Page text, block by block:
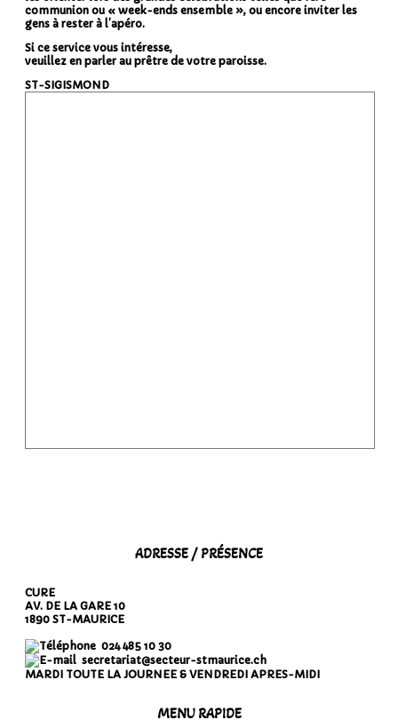
communion ou « week-ends ensemble », ou encore inviter les
gens à rester à l’apéro.
Si ce service vous intéresse,
veuillez en parler au prêtre de votre paroisse.
ST-SIGISMOND
ADRESSE / PRÉSENCE
CURE
AV. DE LA GARE 10
1890 ST-MAURICE
024 485 10 30
secretariat@secteur-stmaurice.ch
MARDI TOUTE LA JOURNEE & VENDREDI APRES-MIDI
MENU RAPIDE